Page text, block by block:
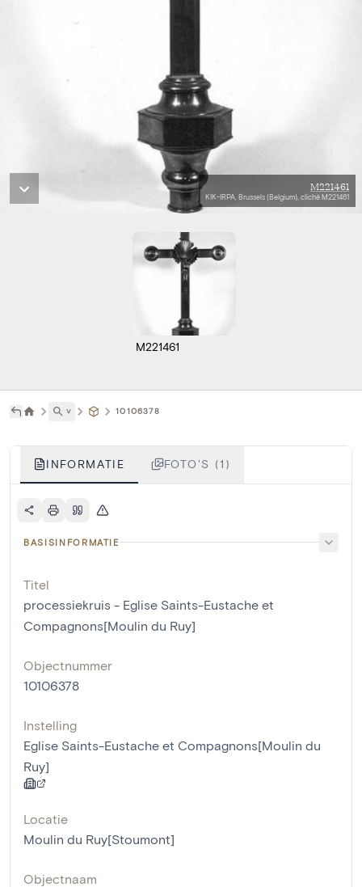
M221461
KIK-IRPA, Brussels (Belgium), cliché M221461
M221461
˅ 10106378
INFORMATIE FOTO'S (1)
BASISINFORMATIE
Titel
processiekruis - Eglise Saints-Eustache et
Compagnons[Moulin du Ruy]
Objectnummer
10106378
Instelling
Eglise Saints-Eustache et Compagnons[Moulin du
Ruy]
Locatie
Moulin du Ruy[Stoumont]
Objectnaam